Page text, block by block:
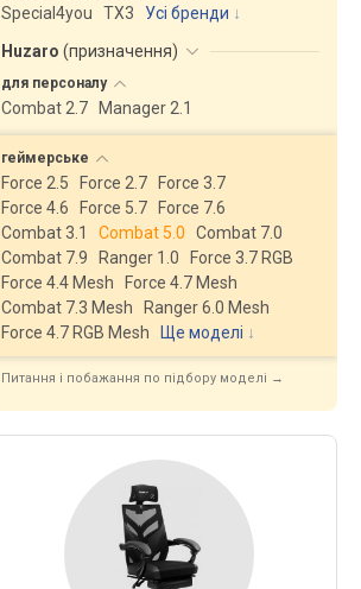
Special4you
ТX3
Усі бренди
Huzaro (призначення)
для персоналу
Combat 2.7 Manager 2.1
геймерське
Force 2.5 Force 2.7
Force 3.7
Force 4.6
Force 5.7
Force 7.6
Combat 3.1
Combat 5.0
Combat 7.0
Combat 7.9
Ranger 1.0
Force 3.7 RGB
Force 4.4 Mesh
Force 4.7 Mesh
Combat 7.3 Mesh
Ranger 6.0 Mesh
Force 4.7 RGB Mesh
Ще моделі ↓
Питання і побажання по підбору моделі →